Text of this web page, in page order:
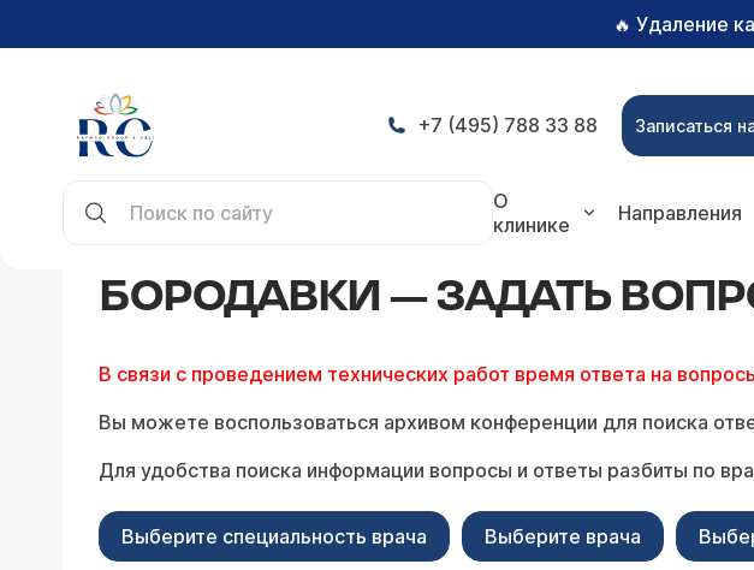
🔥 Удаление
+7 (495) 788 33 88 Записаться
О
клинике
Направления
БОРОДАВКИ — ЗАДАТЬ
В связи с проведением технических работ время ответа на
Вы можете воспользоваться архивом конференции для поиска
Для удобства поиска информации вопросы и ответы разбиты по
Выберите специальность врача Выберите врача